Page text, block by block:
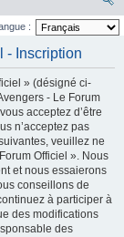
ec
ch
:
- Inscription
» (désigné ci-
- Le Forum
acceptez d’être
n’acceptez pas
veuillez ne
Officiel ». Nous
et nous essaierons
conseillons de
à participer à
des modifications
des